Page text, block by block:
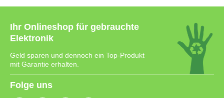
Ihr Onlineshop für gebrauchte
Elektronik
Geld sparen und dennoch ein Top-Produkt
mit Garantie erhalten.
Folge uns